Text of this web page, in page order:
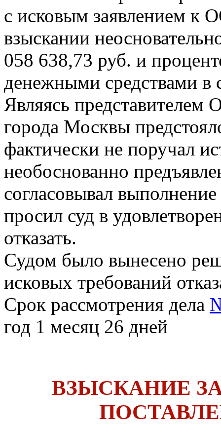
с исковым заявлением к
взыскании
058 638,73 руб. и
денежными средствами в
Являясь представителем
города Москвы
фактически не поручал
необоснованно
согласовывал
просил суд в
отказать.
Судом было вынесено
исковых требований
Срок рассмотрения дела
год 1 месяц 26 дней
ВЗЫСКАНИЕ